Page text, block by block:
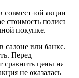
совместной акции
стоимость полиса
покупке.
салоне или банке.
Перед
сравнить цены на
не оказалась